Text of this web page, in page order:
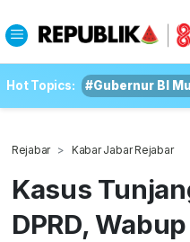
Hot Topics: #Gubernur BI
Rejabar Kabar Jabar Rejabar
Kasus
DPRD,